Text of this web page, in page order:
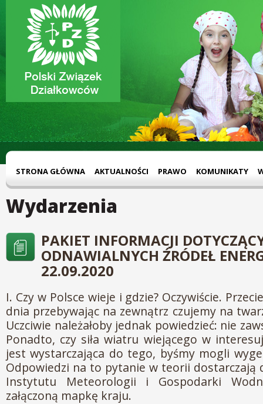
STRONA GŁÓWNA AKTUALNOŚCI PRAWO KOMUNIKATY
Wydarzenia
PAKIET INFORMACJI
ODNAWIALNYCH ŹRÓDEŁ
22.09.2020
I. Czy w Polsce wieje i gdzie? Oczywiście.
dnia przebywając na zewnątrz czujemy na
Uczciwie należałoby jednak powiedzieć: nie
Ponadto, czy siła wiatru wiejącego w
jest wystarczająca do tego, byśmy mogli
Odpowiedzi na to pytanie w teorii dostarczają
Instytutu Meteorologii i Gospodarki
załączoną mapkę kraju.